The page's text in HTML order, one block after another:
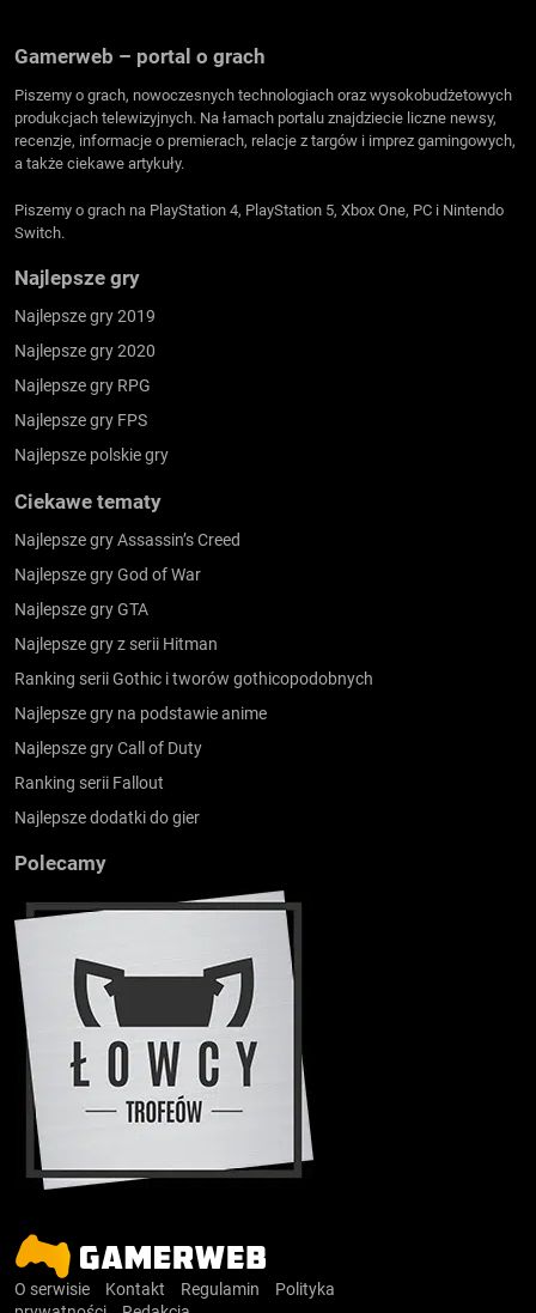
Gamerweb – portal o grach
Piszemy o grach, nowoczesnych technologiach oraz wysokobudżetowych
produkcjach telewizyjnych. Na łamach portalu znajdziecie liczne newsy,
recenzje, informacje o premierach, relacje z targów i imprez gamingowych,
a także ciekawe artykuły.
Piszemy o grach na PlayStation 4, PlayStation 5, Xbox One, PC i Nintendo
Switch.
Najlepsze gry
Najlepsze gry 2019
Najlepsze gry 2020
Najlepsze gry RPG
Najlepsze gry FPS
Najlepsze polskie gry
Ciekawe tematy
Najlepsze gry Assassin’s Creed
Najlepsze gry God of War
Najlepsze gry GTA
Najlepsze gry z serii Hitman
Ranking serii Gothic i tworów gothicopodobnych
Najlepsze gry na podstawie anime
Najlepsze gry Call of Duty
Ranking serii Fallout
Najlepsze dodatki do gier
Polecamy
O serwisie Kontakt Regulamin
Polityka